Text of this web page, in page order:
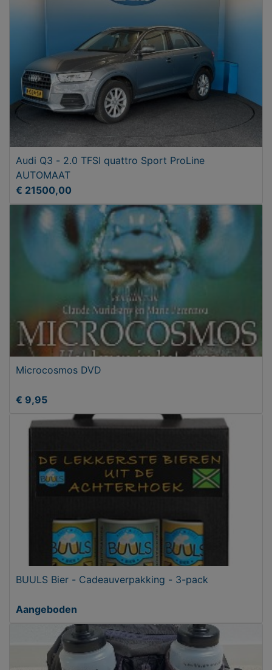
Audi Q3 - 2.0 TFSI quattro Sport ProLine
AUTOMAAT
€ 21500,00
Microcosmos DVD
€ 9,95
BUULS Bier - Cadeauverpakking - 3-pack
Aangeboden